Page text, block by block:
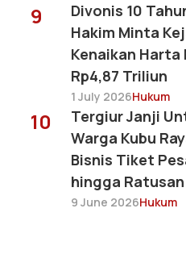
9
Divonis 10
Hakim Minta
Kenaikan Harta
Rp4,87 Triliun
1 July 2026Hukum
10
Tergiur Janji
Warga Kubu
Bisnis Tiket
hingga
9 June 2026Hukum